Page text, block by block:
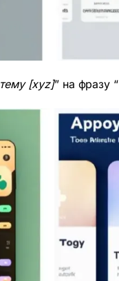
тему [xyz]” на фразу “